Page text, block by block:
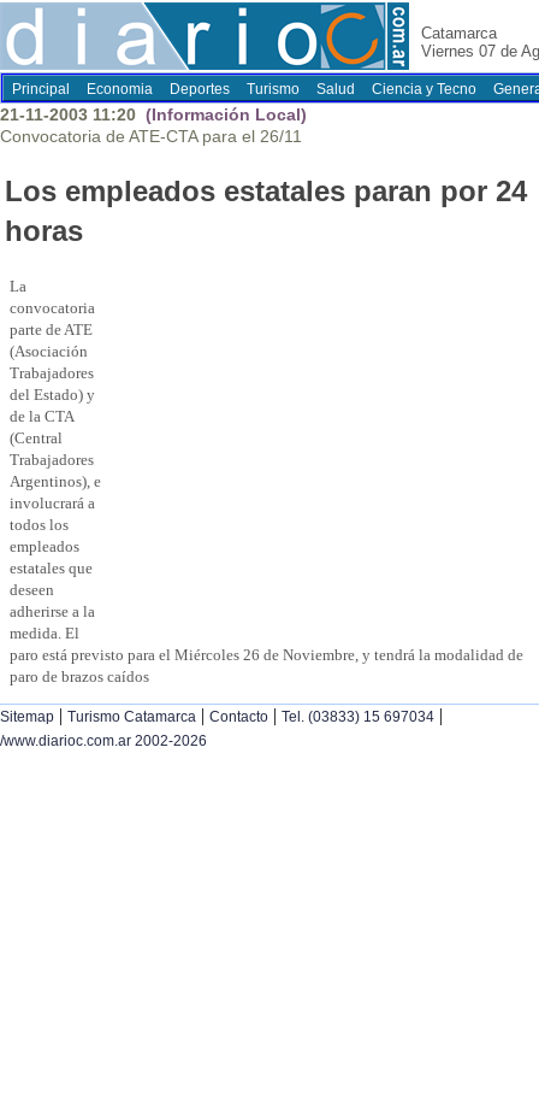
Catamarca
Viernes 07 de
Principal Economia Deportes Turismo Salud Ciencia y Tecno
21-11-2003 11:20 (Información Local)
Convocatoria de ATE-CTA para el 26/11
Los empleados estatales paran por 24
horas
La
convocatoria
parte de ATE
(Asociación
Trabajadores
del Estado) y
de la CTA
(Central
Trabajadores
Argentinos), e
involucrará a
todos los
empleados
estatales que
deseen
adherirse a la
medida. El
paro está previsto para el Miércoles 26 de Noviembre, y tendrá la modalidad de
paro de brazos caídos
Sitemap | Turismo Catamarca | Contacto | Tel. (03833) 15 697034 |
/www.diarioc.com.ar 2002-2026